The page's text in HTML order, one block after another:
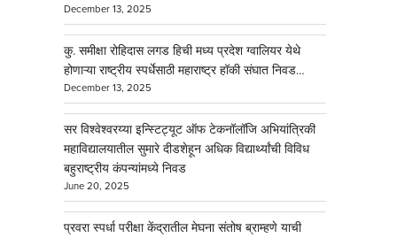
December 13, 2025
कु. समीक्षा रोहिदास लगड हिची मध्य प्रदेश ग्वालियर येथे
होणाऱ्या राष्ट्रीय स्पर्धेसाठी महाराष्ट्र हॉकी संघात निवड…
December 13, 2025
सर विश्वेश्वरय्या इन्स्टिट्यूट ऑफ टेकनॉलॉजि अभियांत्रिकी
महाविद्यालयातील सुमारे दीडशेहून अधिक विद्यार्थ्यांची विविध
बहुराष्ट्रीय कंपन्यांमध्ये निवड
June 20, 2025
प्रवरा स्पर्धा परीक्षा केंद्रातील मेघना संतोष ब्राम्हणे याची